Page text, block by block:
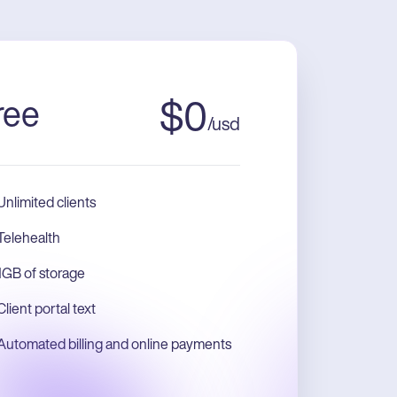
$0/usd
clients
of storage
portal text
billing and online payments